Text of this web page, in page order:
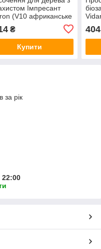
Імпресант
(V10 африканське
₴
Купити
404
за рік
22:00